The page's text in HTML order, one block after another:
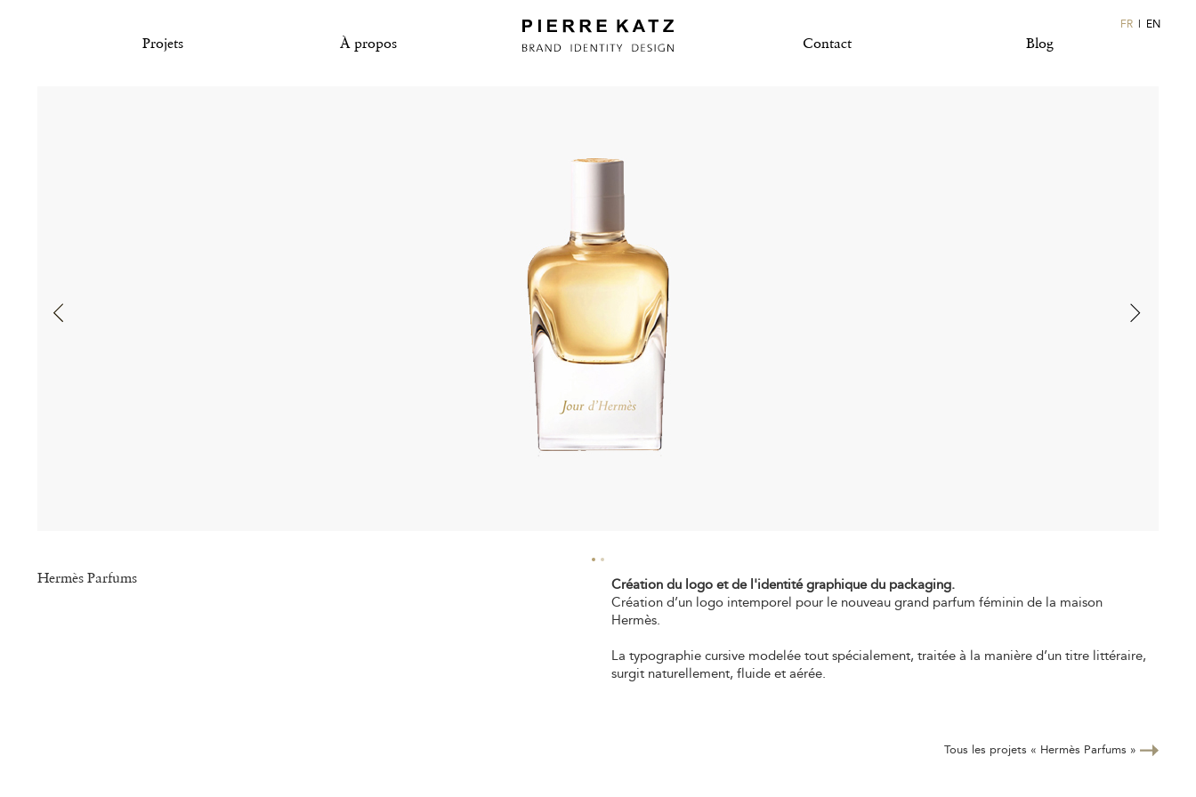
FR EN
Projets À propos Contact Blog
Hermès Parfums
Création du logo et de l'identité graphique du packaging.
Création d’un logo intemporel pour le nouveau grand parfum féminin de la maison
Hermès.
La typographie cursive modelée tout spécialement, traitée à la manière d’un titre littéraire,
surgit naturellement, fluide et aérée.
Tous les projets « Hermès Parfums »